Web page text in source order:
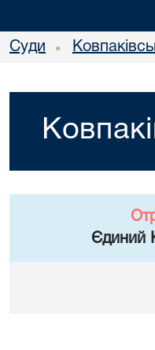
Суди •
Єдиний